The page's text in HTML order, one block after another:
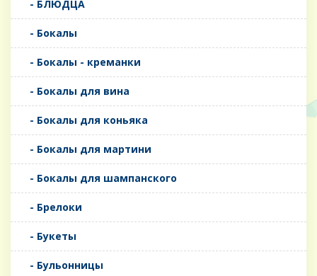
- БЛЮДЦА
- Бокалы
- Бокалы - креманки
- Бокалы для вина
- Бокалы для коньяка
- Бокалы для мартини
- Бокалы для шампанского
- Брелоки
- Букеты
- Бульонницы